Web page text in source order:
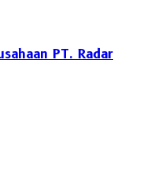
PT. Radar